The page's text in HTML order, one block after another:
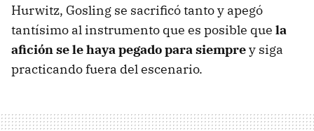
Hurwitz, Gosling se sacrificó tanto y apegó
tantísimo al instrumento que es posible que la
afición se le haya pegado para siemprey siga
practicando fuera del escenario.